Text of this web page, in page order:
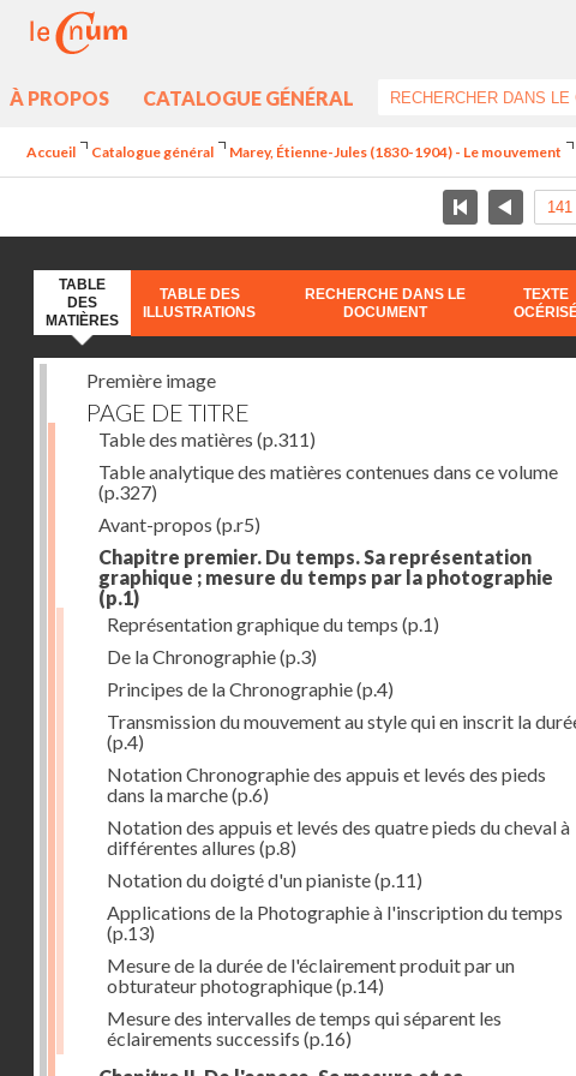
À PROPOS CATALOGUE GÉNÉRAL
Accueil Catalogue général Marey, Étienne-Jules (1830-1904) - Le mouvement
TABLE
DES
MATIÈRES
TABLE DES
ILLUSTRATIONS
RECHERCHE DANS LE
DOCUMENT
TEXTE
Première image
PAGE DE TITRE
Table des matières (p.311)
Table analytique des matières contenues dans ce volume
(p.327)
Avant-propos (p.r5)
Chapitre premier. Du temps. Sa représentation
graphique ; mesure du temps par la photographie
(p.1)
Représentation graphique du temps (p.1)
De la Chronographie(p.3)
Principes de la Chronographie(p.4)
Transmission du mouvement au style qui en inscrit la
(p.4)
Notation Chronographie des appuis et levés des pieds
dans la marche(p.6)
Notation des appuis et levés des quatre pieds du cheval à
différentes allures (p.8)
Notation du doigté d'un pianiste(p.11)
Applications de la Photographie à l'inscription du temps
(p.13)
Mesure de la durée de l'éclairement produit par un
obturateur photographique(p.14)
Mesure des intervalles de temps qui séparent les
éclairements successifs (p.16)